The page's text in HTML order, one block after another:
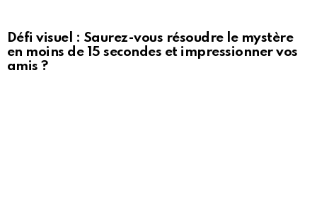
Défi visuel : Saurez-vous résoudre le mystère
en moins de 15 secondes et impressionner vos
amis ?